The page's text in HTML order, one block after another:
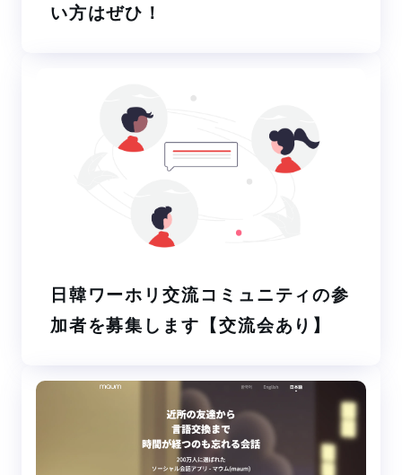
い方はぜひ！
日韓ワーホリ交流コミュニティの参
加者を募集します【交流会あり】